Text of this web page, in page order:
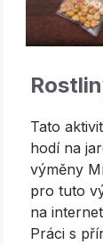
Tato
hodí na
výměny
pro tuto
na
Práci s